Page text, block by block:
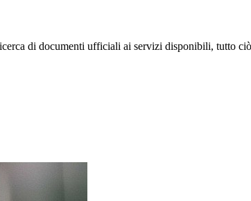
di documenti ufficiali ai servizi disponibili, tutto